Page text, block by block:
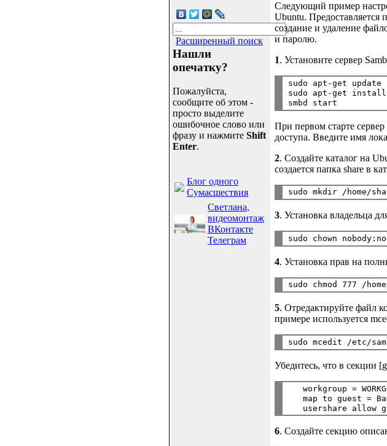
Расширенный поиск
Нашли
опечатку?
Пожалуйста,
сообщите об этом -
просто выделите
ошибочное слово или
фразу и нажмите Shift
Enter.
Блог одного
Сумасшествия
Светлана,
видеомонтаж
ВКонтакте
Телеграм
Следующий пример
Ubuntu. Предоставляется
создание и удаление
и паролю.
1. Установите сервер
sudo apt-get update
sudo apt-get install
При первом старте сервер
доступа. Введите имя
2. Создайте каталог на
создается папка share в
3. Установка владельца
4. Установка прав на
5. Отредактируйте файл
примере используется
Убедитесь, что в секции
workgroup =
map to guest =
6. Создайте секцию